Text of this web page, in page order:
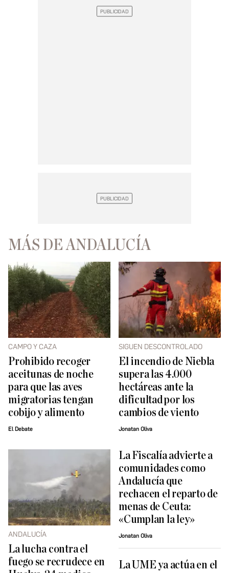
MÁS DE ANDALUCÍA
CAMPO Y CAZA
Prohibido recoger
aceitunas de noche
para que las aves
migratorias tengan
cobijo y alimento
El Debate
SIGUEN DESCONTROLADO
El incendio de Niebla
supera las 4.000
hectáreas ante la
dificultad por los
cambios de viento
Jonatan Oliva
ANDALUCÍA
La lucha contra el
fuego se recrudece en
La Fiscalía advierte a
comunidades como
Andalucía que
rechacen el reparto de
menas de Ceuta:
«Cumplan la ley»
Jonatan Oliva
La UME ya actúa en el